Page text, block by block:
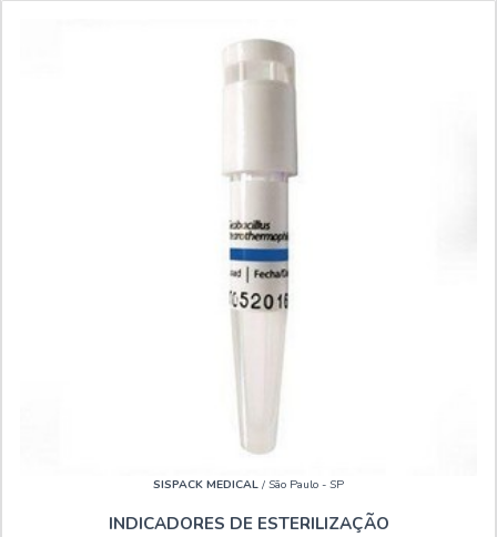
SISPACK MEDICAL / São Paulo - SP
INDICADORES DE ESTERILIZAÇÃO